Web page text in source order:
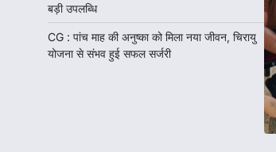
बड़ी उपलब्धि
CG : पांच माह की अनुष्का को मिला नया जीवन, चिरायु
योजना से संभव हुई सफल सर्जरी